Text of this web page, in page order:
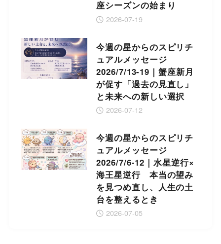
座シーズンの始まり
2026-07-19
今週の星からのスピリチ
ュアルメッセージ
2026/7/13-19｜蟹座新月
が促す「過去の見直し」
と未来への新しい選択
2026-07-12
今週の星からのスピリチ
ュアルメッセージ
2026/7/6-12｜水星逆行×
海王星逆行 本当の望み
を見つめ直し、人生の土
台を整えるとき
2026-07-05